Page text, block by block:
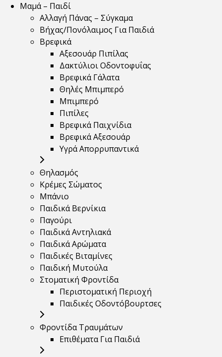
Μαμά – Παιδί
Αλλαγή Πάνας – Σύγκαμα
Βήχας/Πονόλαιμος Για Παιδιά
Βρεφικά
Αξεσουάρ Πιπίλας
Δακτύλιοι Οδοντοφυΐας
Βρεφικά Γάλατα
Θηλές Μπιμπερό
Μπιμπερό
Πιπίλες
Βρεφικά Παιχνίδια
Βρεφικά Αξεσουάρ
Υγρά Απορρυπαντικά
Θηλασμός
Κρέμες Σώματος
Μπάνιο
Παιδικά Βερνίκια
Παγούρι
Παιδικά Αντηλιακά
Παιδικά Αρώματα
Παιδικές Βιταμίνες
Παιδική Μυτούλα
Στοματική Φροντίδα
Περιστοματική Περιοχή
Παιδικές Οδοντόβουρτσες
Φροντίδα Τραυμάτων
Επιθέματα Για Παιδιά